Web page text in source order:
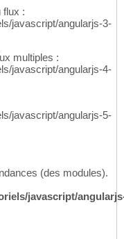
flux :
javascript/angularjs-3-
multiples :
javascript/angularjs-4-
javascript/angularjs-5-
(des modules).
javascript/